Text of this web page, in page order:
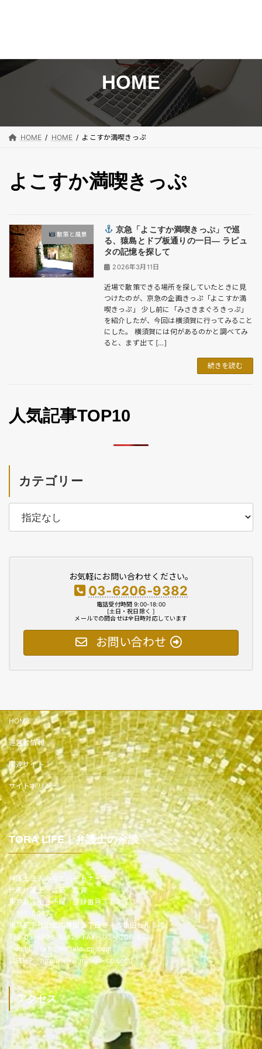
ン
ツ
キ
ー
シ
に
HOME
HOME HOME よこすか満喫きっぷ
よこすか満喫きっぷ
散策と風景
京急「よこすか満喫きっぷ」で巡
る、猿島とドブ板通りの一日― ラピュ
タの記憶を探して
2026年3月11日
近場で散策できる場所を探していたときに見
つけたのが、京急の企画きっぷ「よこすか満
喫きっぷ」 少し前に「みさきまぐろきっぷ」
を紹介したが、今回は横須賀に行ってみること
にした。 横須賀には何があるのかと調べてみ
ると、まず出て […]
続きを読む
人気記事TOP10
カテゴリー
お気軽にお問い合わせください。
03-6206-9382
電話受付時間 9:00-18:00
[土日・祝日除く ]
メールでの問合せは全日時対応しています
お問い合わせ
HOME
運営者情報
関連サイト
サイトポリシー
TORA LIFE｜弁護士の余談
弁護士法人みなとパートナーズ
代表弁護士 佐藤 嘉寅
東京弁護士会所属 登録番号３１７７３
〒101-0047
東京都千代田区内神田２丁目５－６亀田ビル８階
TEL 03-6206-9382 FAX 03-6206-9383
E-mail sato@minato-cp.com
公式HP http://www.minato-cp.com/
アクセス